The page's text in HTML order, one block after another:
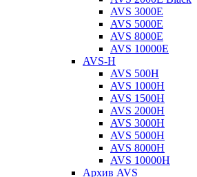
AVS 3000E
AVS 5000E
AVS 8000E
AVS 10000E
AVS-H
AVS 500H
AVS 1000H
AVS 1500H
AVS 2000H
AVS 3000H
AVS 5000H
AVS 8000H
AVS 10000H
Архив AVS